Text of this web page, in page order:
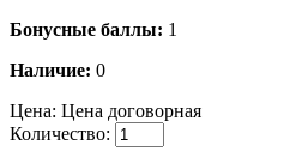
Бонусные баллы: 1
Наличие: 0
Цена: Цена договорная
Количество: